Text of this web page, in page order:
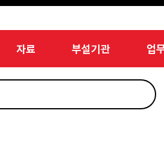
자료 부설기관 업